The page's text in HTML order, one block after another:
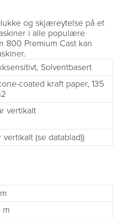
og skjæreytelse på et
i alle populære
800 Premium Cast kan
Solventbasert
coated kraft paper, 135
vertikalt
vertikalt (se datablad))
m